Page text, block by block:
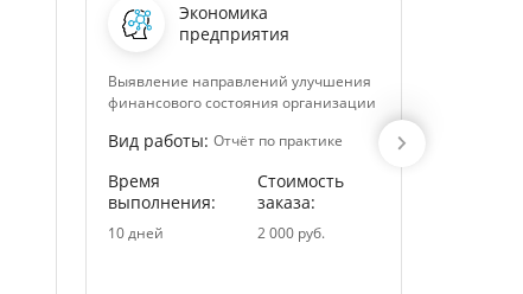
Экономика
предприятия
Выявление направлений улучшения
финансового состояния организации
Вид работы: Отчёт по практике
Время
выполнения:
10 дней
Стоимость
заказа:
2 000 руб.